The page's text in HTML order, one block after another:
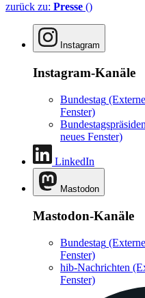
zurück zu: Presse ()
Instagram
Instagram-Kanäle
Bundestag
Fenster)
neues Fenster)
LinkedIn
Mastodon
Mastodon-Kanäle
Bundestag
Fenster)
hib-Nachrichten
Fenster)